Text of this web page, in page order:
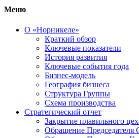
Меню
О «Норникеле»
Краткий обзор
Ключевые показатели
История развития
Ключевые события года
Бизнес-модель
География бизнеса
Структура Группы
Схема производства
Стратегический отчет
Закрытие плавильного
Обращение Председателя